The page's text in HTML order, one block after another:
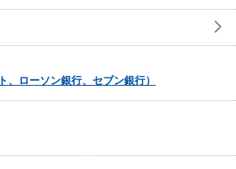
、ローソン銀行、セブン銀行）